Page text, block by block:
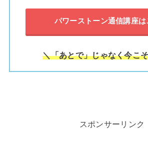
パワーストーン通信講座は
＼「あとで」じゃなく今こ
スポンサーリンク